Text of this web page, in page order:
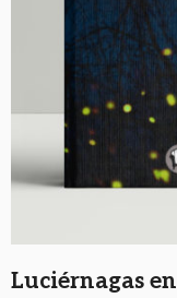
Luciérnagas